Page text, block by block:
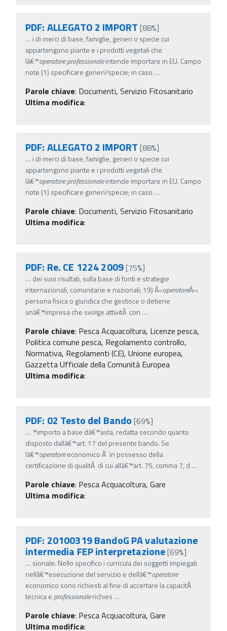
PDF: ALLEGATO 2 IMPORT [88%]
… i di merci di base, famiglie, generi o specie cui
appartengono piante e i prodotti vegetali che
lâ€™operatoreprofessionaleintende importare in EU. Campo
note (1) specificare generi/specie; in caso …
Parole chiave: Documenti, Servizio Fitosanitario
Ultima modifica:
PDF: ALLEGATO 2 IMPORT [88%]
… i di merci di base, famiglie, generi o specie cui
appartengono piante e i prodotti vegetali che
lâ€™operatoreprofessionaleintende importare in EU. Campo
note (1) specificare generi/specie; in caso …
Parole chiave: Documenti, Servizio Fitosanitario
Ultima modifica:
PDF: Re. CE 1224 2009[75%]
… dei suoi risultati, sulla base di fonti e strategie
internazionali, comunitarie e nazionali; 19) Â«operatoreÂ»:
persona fisica o giuridica che gestisce o detiene
unâ€™impresa che svolge attivitÃ con …
Parole chiave: Pesca Acquacoltura, Licenze pesca,
Politica comune pesca, Regolamento controllo,
Normativa, Regolamenti (CE), Unione europea,
Gazzetta Ufficiale della Comunità Europea
Ultima modifica:
PDF: 02 Testo del Bando [69%]
… ™importo a base dâ€™asta, redatta secondo quanto
disposto dallâ€™art. 17 del presente bando. Se
lâ€™operatoreeconomico Ã¨ in possesso della
certificazione di qualitÃ di cui allâ€™art. 75, comma 7, d …
Parole chiave: Pesca Acquacoltura, Gare
Ultima modifica:
PDF: 20100319 BandoG PA valutazione
intermedia FEP interpretazione[69%]
… sionale. Nello specifico i curricula dei soggetti impiegati
nellâ€™esecuzione del servizio e dellâ€™operatore
economico sono richiesti al fine di accertare la capacitÃ
tecnica e professionalerichies …
Parole chiave: Pesca Acquacoltura, Gare
Ultima modifica: